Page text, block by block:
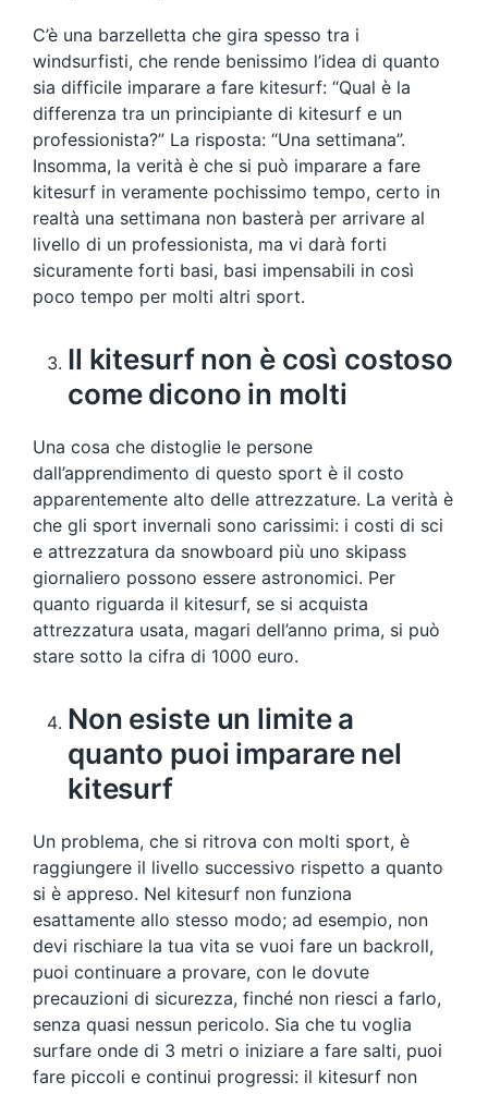
C’è una barzelletta che gira spesso tra i
windsurfisti, che rende benissimo l’idea di quanto
sia difficile imparare a fare kitesurf: “Qual è la
differenza tra un principiante di kitesurf e un
professionista?” La risposta: “Una settimana”.
Insomma, la verità è che si può imparare a fare
kitesurf in veramente pochissimo tempo, certo in
realtà una settimana non basterà per arrivare al
livello di un professionista, ma vi darà forti
sicuramente forti basi, basi impensabili in così
poco tempo per molti altri sport.
Il kitesurf non è così costoso
come dicono in molti
Una cosa che distoglie le persone
dall’apprendimento di questo sport è il costo
apparentemente alto delle attrezzature. La verità è
che gli sport invernali sono carissimi: i costi di sci
e attrezzatura da snowboard più uno skipass
giornaliero possono essere astronomici. Per
quanto riguarda il kitesurf, se si acquista
attrezzatura usata, magari dell’anno prima, si può
stare sotto la cifra di 1000 euro.
Non esiste un limite a
quanto puoi imparare nel
kitesurf
Un problema, che si ritrova con molti sport, è
raggiungere il livello successivo rispetto a quanto
si è appreso. Nel kitesurf non funziona
esattamente allo stesso modo; ad esempio, non
devi rischiare la tua vita se vuoi fare un backroll,
puoi continuare a provare, con le dovute
precauzioni di sicurezza, finché non riesci a farlo,
senza quasi nessun pericolo. Sia che tu voglia
surfare onde di 3 metri o iniziare a fare salti, puoi
fare piccoli e continui progressi: il kitesurf non